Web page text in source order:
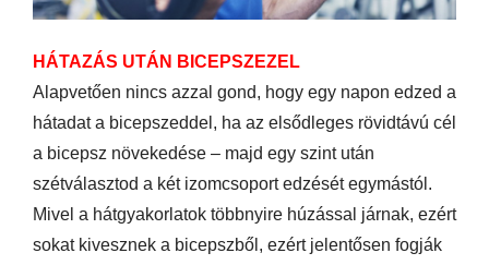
HÁTAZÁS UTÁN BICEPSZEZEL
Alapvetően nincs azzal gond, hogy egy napon edzed a
hátadat a bicepszeddel, ha az elsődleges rövidtávú cél
a bicepsz növekedése – majd egy szint után
szétválasztod a két izomcsoport edzését egymástól.
Mivel a hátgyakorlatok többnyire húzással járnak, ezért
sokat kivesznek a bicepszből, ezért jelentősen fogják